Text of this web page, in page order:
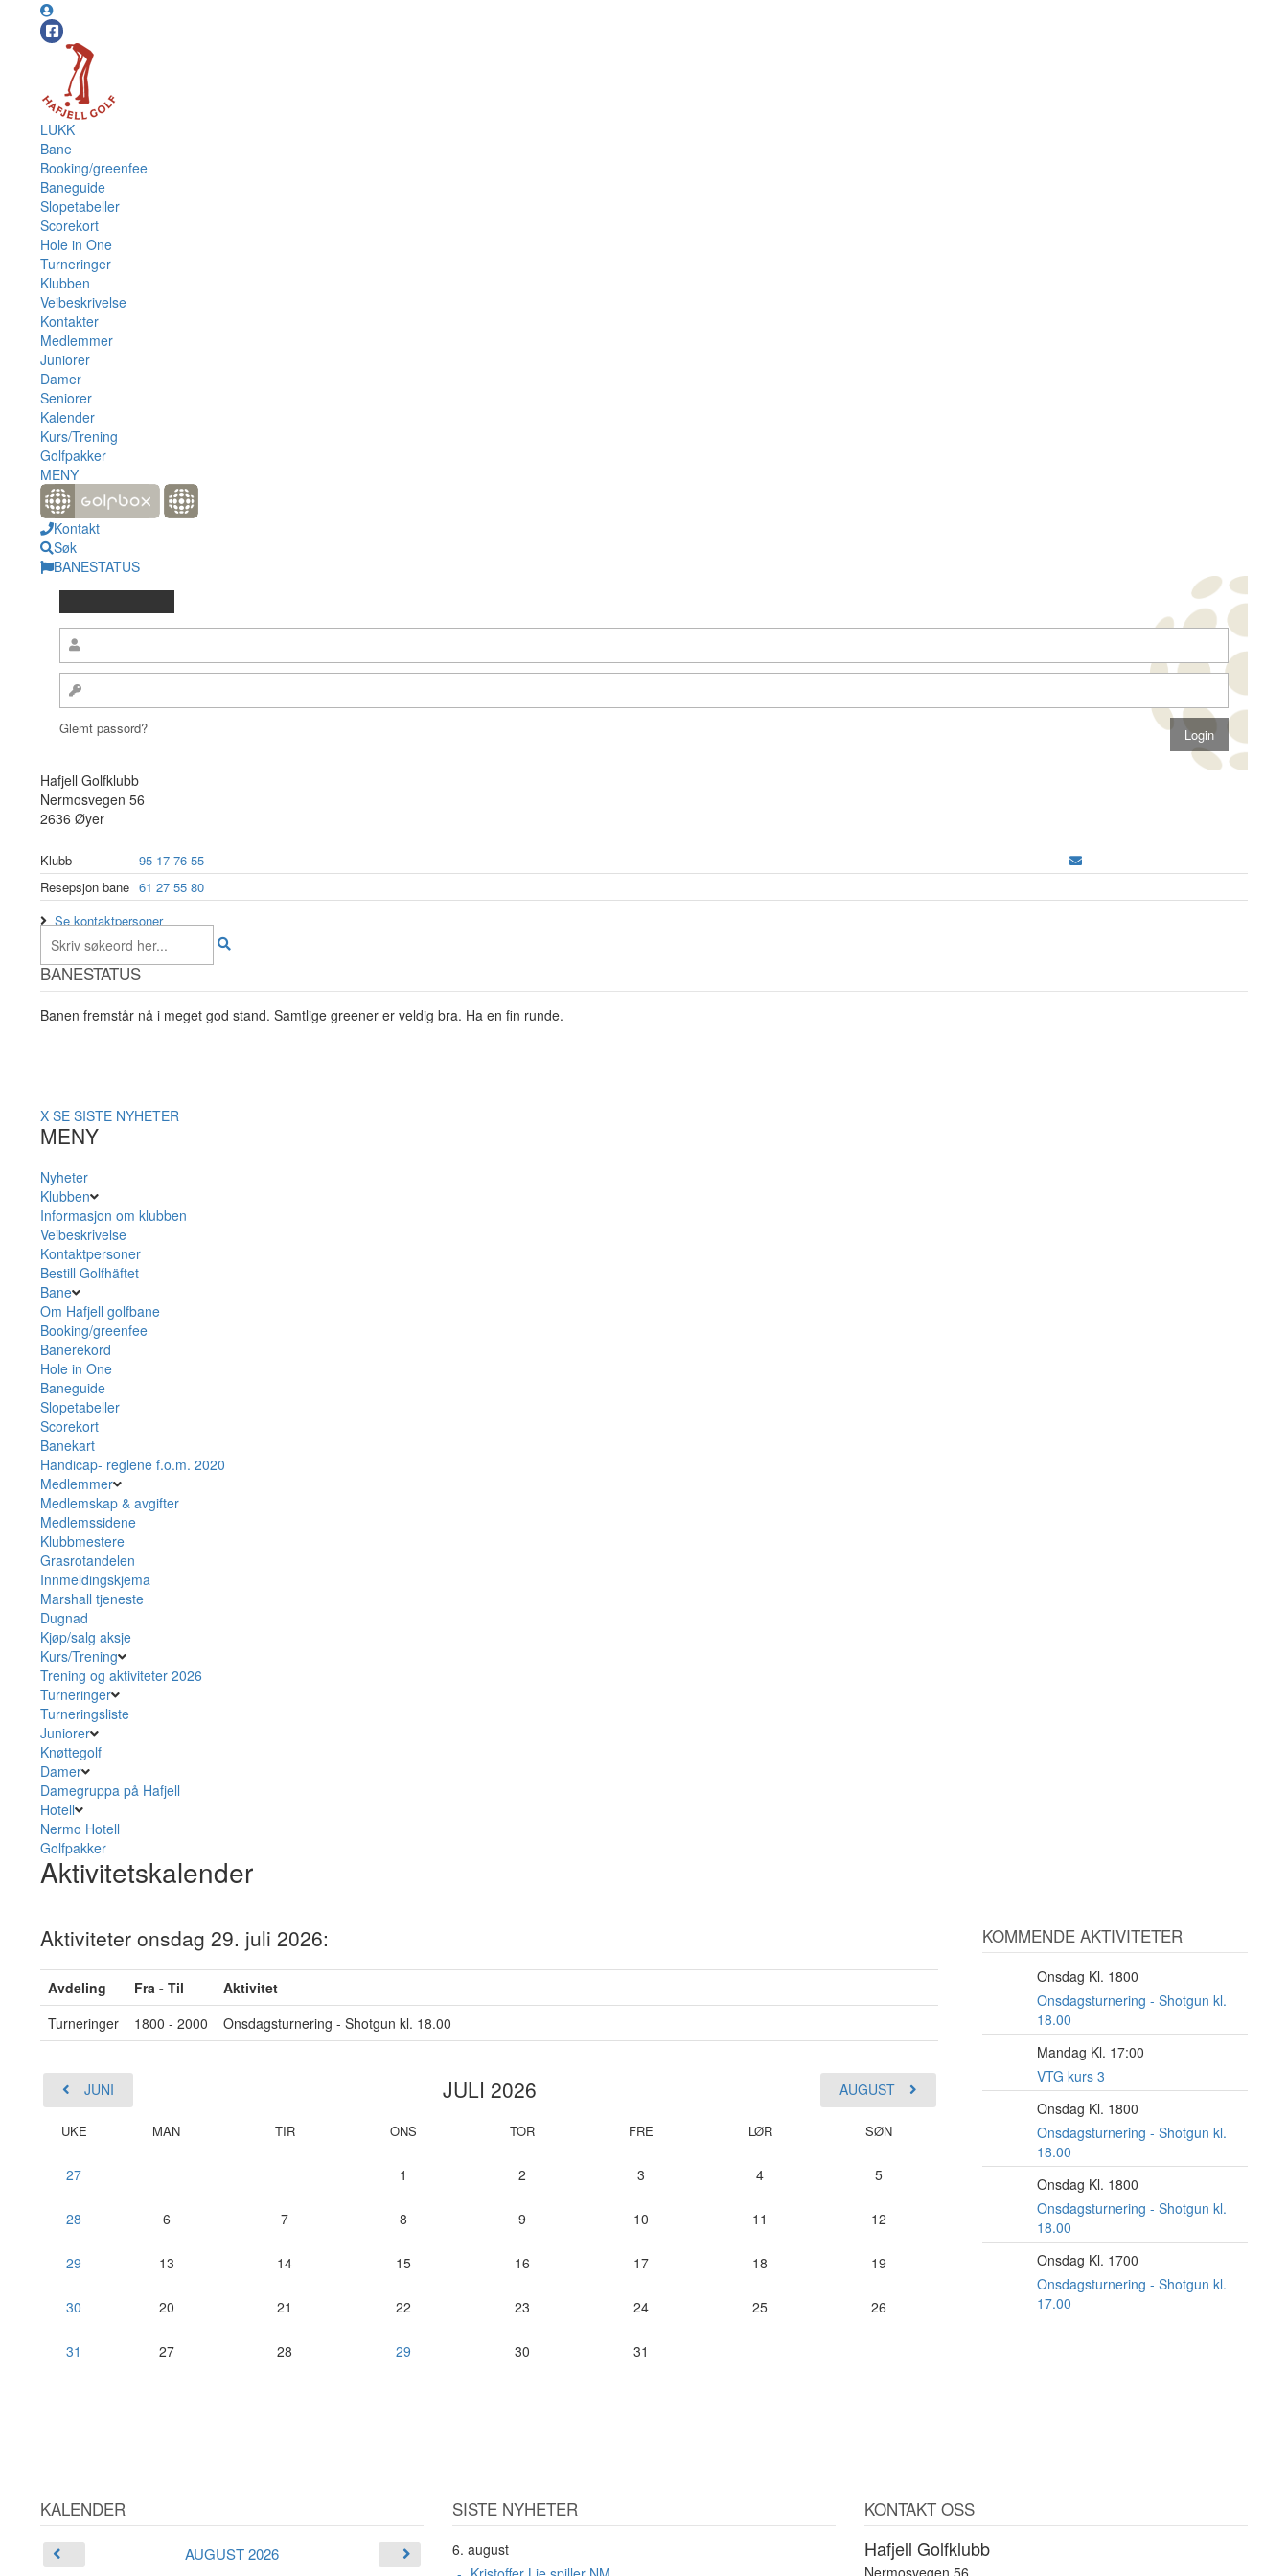
LUKK
Bane
Booking/greenfee
Baneguide
Slopetabeller
Scorekort
Hole in One
Turneringer
Klubben
Veibeskrivelse
Kontakter
Medlemmer
Juniorer
Damer
Seniorer
Kalender
Kurs/Trening
Golfpakker
MENY
Kontakt
Søk
BANESTATUS
Glemt passord?
Hafjell Golfklubb
Nermosvegen 56
2636 Øyer
Klubb
95 17 76 55
Resepsjon bane 61 27 55 80
Se kontaktpersoner
BANESTATUS
Banen fremstår nå i meget god stand. Samtlige greener er veldig bra. Ha en fin runde.
X SE SISTE NYHETER
MENY
Nyheter
Klubben
Informasjon om klubben
Veibeskrivelse
Kontaktpersoner
Bestill Golfhäftet
Bane
Om Hafjell golfbane
Booking/greenfee
Banerekord
Hole in One
Baneguide
Slopetabeller
Scorekort
Banekart
Handicap- reglene f.o.m. 2020
Medlemmer
Medlemskap & avgifter
Medlemssidene
Klubbmestere
Grasrotandelen
Innmeldingskjema
Marshall tjeneste
Dugnad
Kjøp/salg aksje
Kurs/Trening
Trening og aktiviteter 2026
Turneringer
Turneringsliste
Juniorer
Knøttegolf
Damer
Damegruppa på Hafjell
Hotell
Nermo Hotell
Golfpakker
Aktivitetskalender
Aktiviteter onsdag 29. juli 2026:
Avdeling Fra - Til
Aktivitet
Turneringer
1800 - 2000 Onsdagsturnering - Shotgun kl. 18.00
JUNI AUGUST
JULI 2026
UKE MAN TIR ONS TOR FRE LØR SØN
27 1 2 3 4 5
28 6 7 8 9 10 11 12
29 13 14 15 16 17 18 19
30 20 21 22 23 24 25 26
31 27 28 29 30 31
KOMMENDE AKTIVITETER
Onsdag Kl. 1800
Onsdagsturnering - Shotgun kl.
18.00
Mandag Kl. 17:00
VTG kurs 3
Onsdag Kl. 1800
Onsdagsturnering - Shotgun kl.
18.00
Onsdag Kl. 1800
Onsdagsturnering - Shotgun kl.
18.00
Onsdag Kl. 1700
Onsdagsturnering - Shotgun kl.
17.00
KALENDER
AUGUST 2026
SISTE NYHETER
6. august
KONTAKT OSS
Hafjell Golfklubb